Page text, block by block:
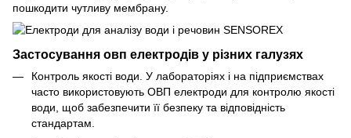
пошкодити чутливу мембрану.
Застосування овп електродів у різних галузях
Контроль якості води. У лабораторіях і на підприємствах
часто використовують ОВП електроди для контролю якості
води, щоб забезпечити її безпеку та відповідність
стандартам.